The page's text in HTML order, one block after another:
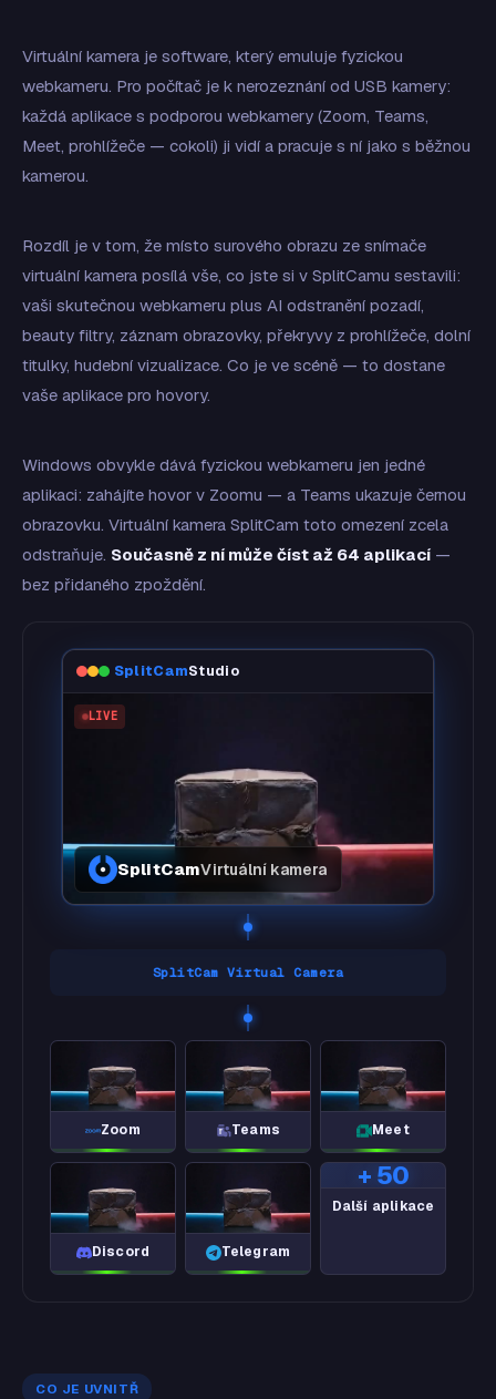
Virtuální kamera je software, který emuluje fyzickou
webkameru. Pro počítač je k nerozeznání od USB kamery:
každá aplikace s podporou webkamery (Zoom, Teams,
Meet, prohlížeče — cokoli) ji vidí a pracuje s ní jako s běžnou
kamerou.
Rozdíl je v tom, že místo surového obrazu ze snímače
virtuální kamera posílá vše, co jste si v SplitCamu sestavili:
vaši skutečnou webkameru plus AI odstranění pozadí,
beauty filtry, záznam obrazovky, překryvy z prohlížeče, dolní
titulky, hudební vizualizace. Co je ve scéně — to dostane
vaše aplikace pro hovory.
Windows obvykle dává fyzickou webkameru jen jedné
aplikaci: zahájíte hovor v Zoomu — a Teams ukazuje černou
obrazovku. Virtuální kamera SplitCam toto omezení zcela
odstraňuje. Současně z ní může číst až 64 aplikací —
bez přidaného zpoždění.
SplitCamStudio
LIVE
SplitCamVirtuální kamera
SplitCam Virtual Camera
Zoom Teams Meet
Discord Telegram
+ 50
Další aplikace
CO JE UVNITŘ